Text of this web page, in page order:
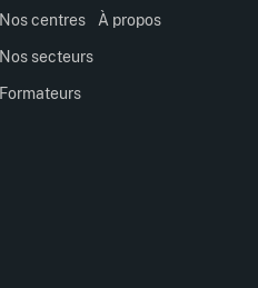
Nos centres
Nos secteurs
Formateurs
À propos